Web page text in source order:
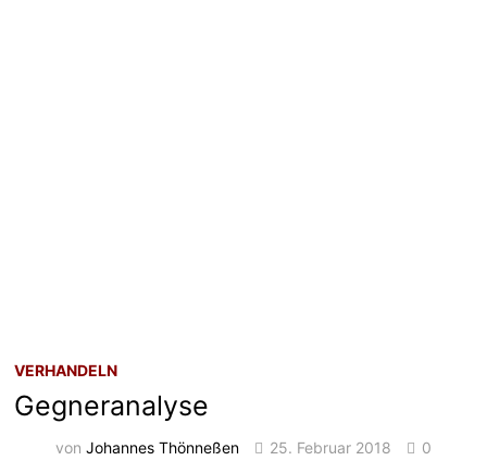
VERHANDELN
Gegneranalyse
vonJohannes Thönneßen 25. Februar 2018 0